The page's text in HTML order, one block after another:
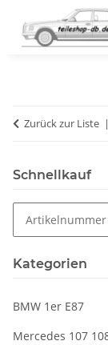
Zurück zur Liste
Schnellkauf
Kategorien
BMW 1er E87
Mercedes 107